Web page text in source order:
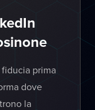
prima
dove
la